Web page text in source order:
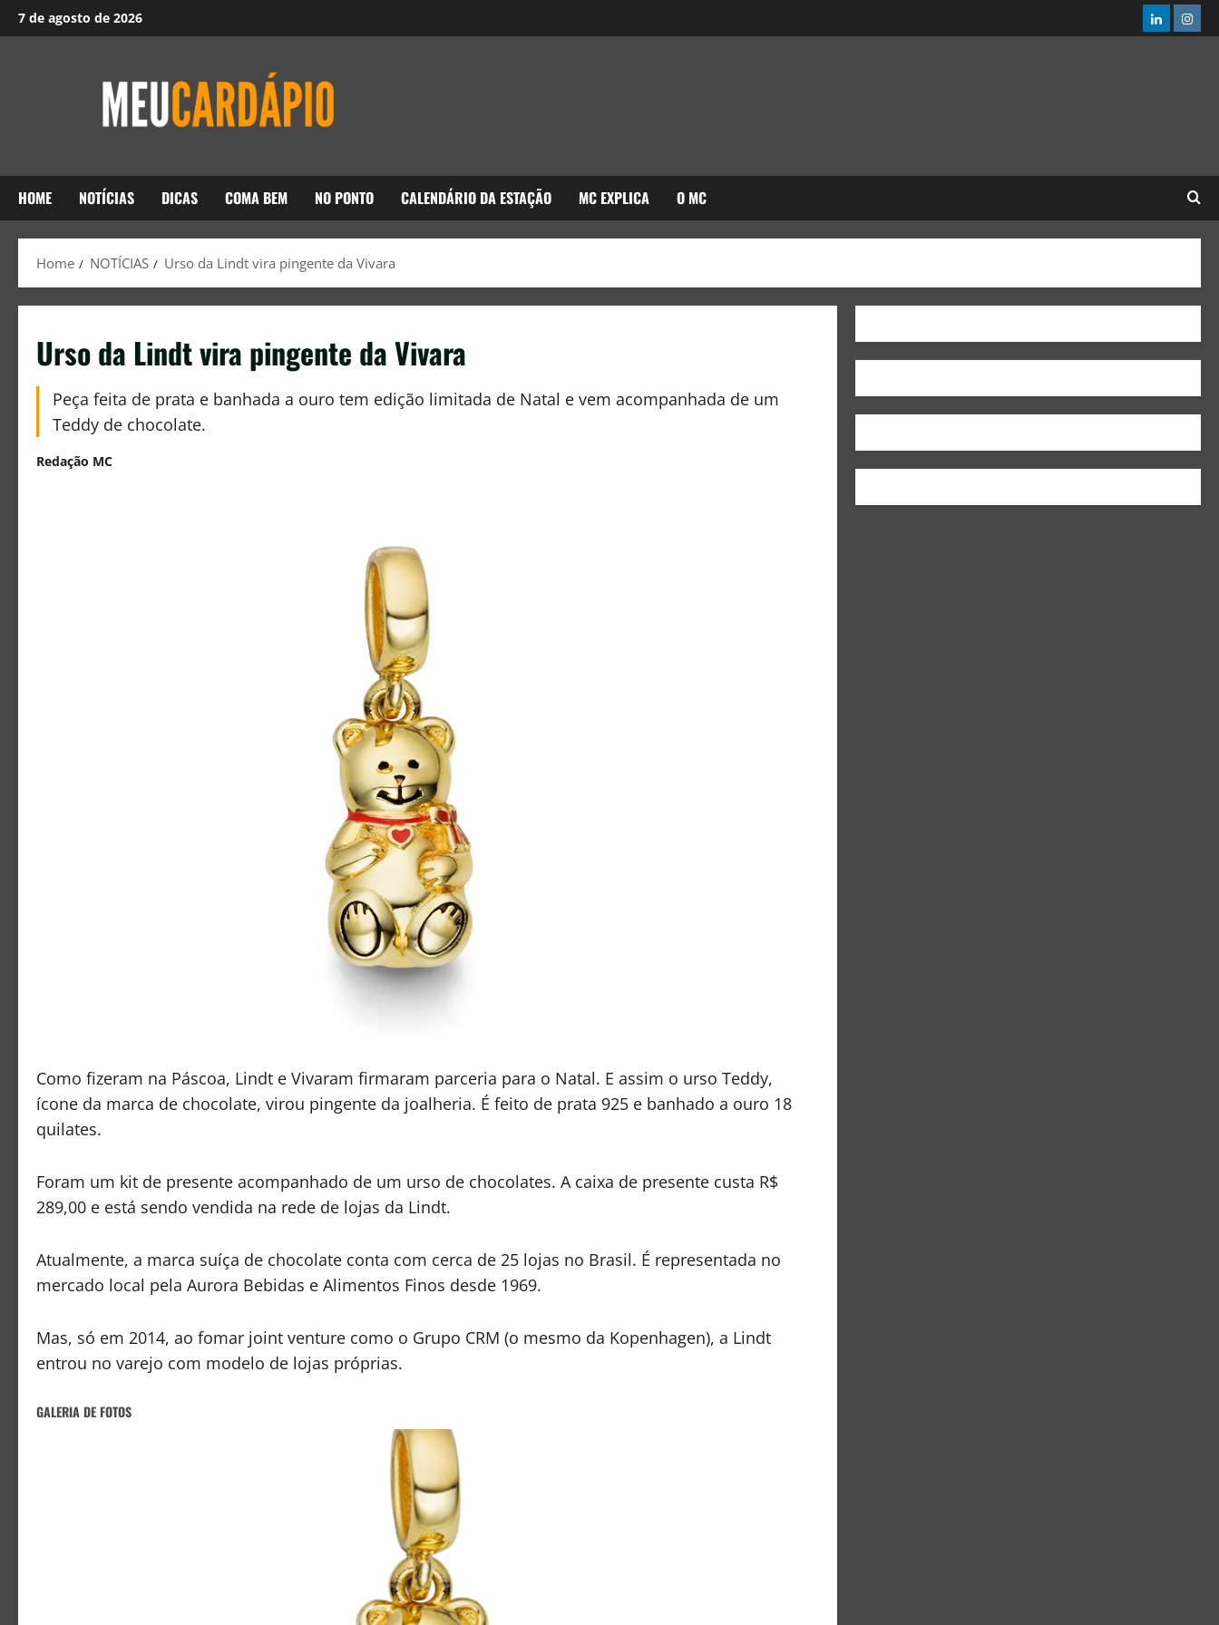
7 de agosto de 2026
HOME NOTÍCIAS DICAS COMA BEM NO PONTO CALENDÁRIO DA ESTAÇÃO MC EXPLICA O MC
Home NOTÍCIAS Urso da Lindt vira pingente da Vivara
Urso da Lindt vira pingente da Vivara
Peça feita de prata e banhada a ouro tem edição limitada de Natal e vem acompanhada de um
Teddy de chocolate.
Redação MC
Como fizeram na Páscoa, Lindt e Vivaram firmaram parceria para o Natal. E assim o urso Teddy,
ícone da marca de chocolate, virou pingente da joalheria. É feito de prata 925 e banhado a ouro 18
quilates.
Foram um kit de presente acompanhado de um urso de chocolates. A caixa de presente custa R$
289,00 e está sendo vendida na rede de lojas da Lindt.
Atualmente, a marca suíça de chocolate conta com cerca de 25 lojas no Brasil. É representada no
mercado local pela Aurora Bebidas e Alimentos Finos desde 1969.
Mas, só em 2014, ao fomar joint venture como o Grupo CRM (o mesmo da Kopenhagen), a Lindt
entrou no varejo com modelo de lojas próprias.
GALERIA DE FOTOS